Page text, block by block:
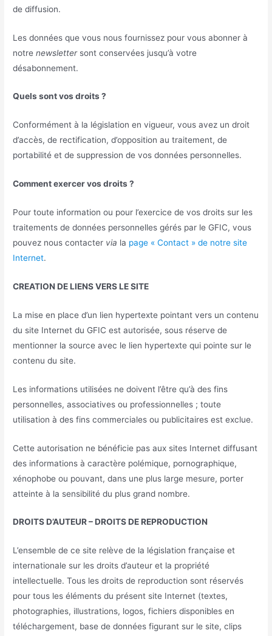
de diffusion.
Les données que vous nous fournissez pour vous abonner à
notrenewslettersont conservées jusqu’à votre
désabonnement.
Quels sont vos droits ?
Conformément à la législation en vigueur, vous avez un droit
d’accès, de rectification, d’opposition au traitement, de
portabilité et de suppression de vos données personnelles.
Comment exercer vos droits ?
Pour toute information ou pour l’exercice de vos droits sur les
traitements de données personnelles gérés par le GFIC, vous
pouvez nous contacter via la page « Contact » de notre site
Internet.
CREATION DE LIENS VERS LE SITE
La mise en place d’un lien hypertexte pointant vers un contenu
du site Internet du GFIC est autorisée, sous réserve de
mentionner la source avec le lien hypertexte qui pointe sur le
contenu du site.
Les informations utilisées ne doivent l’être qu’à des fins
personnelles, associatives ou professionnelles ; toute
utilisation à des fins commerciales ou publicitaires est exclue.
Cette autorisation ne bénéficie pas aux sites Internet diffusant
des informations à caractère polémique, pornographique,
xénophobe ou pouvant, dans une plus large mesure, porter
atteinte à la sensibilité du plus grand nombre.
DROITS D’AUTEUR – DROITS DE REPRODUCTION
L’ensemble de ce site relève de la législation française et
internationale sur les droits d’auteur et la propriété
intellectuelle. Tous les droits de reproduction sont réservés
pour tous les éléments du présent site Internet (textes,
photographies, illustrations, logos, fichiers disponibles en
téléchargement, base de données figurant sur le site, clips